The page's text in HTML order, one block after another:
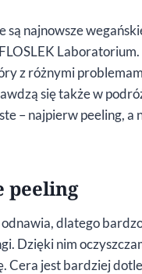
są najnowsze
Laboratorium.
z różnymi
się także w
– najpierw peeling, a
peeling
dlatego
Dzięki nim
Cera jest bardziej